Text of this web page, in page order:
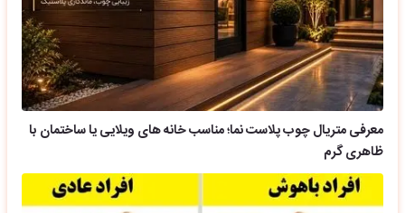
معرفی متریال چوب پلاست نما؛ مناسب خانه های ویلایی یا ساختمان با
ظاهری گرم